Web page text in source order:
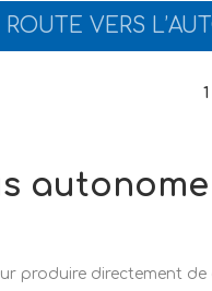
ROUTE VERS
1
autonome
produire directement